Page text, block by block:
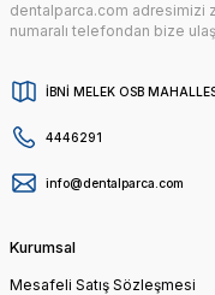
dentalparca.com adresimizi
numaralı telefondan bize
İBNİ MELEK OSB
4446291
info@dentalparca.com
Kurumsal
Mesafeli Satış Sözleşmesi